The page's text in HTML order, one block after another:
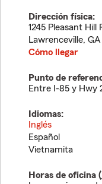
Dirección física:
1245 Pleasant Hill
Lawrenceville, GA
Cómo llegar
Punto de
Entre I-85 y Hwy
Idiomas:
Inglés
Español
Vietnamita
Horas de oficina (